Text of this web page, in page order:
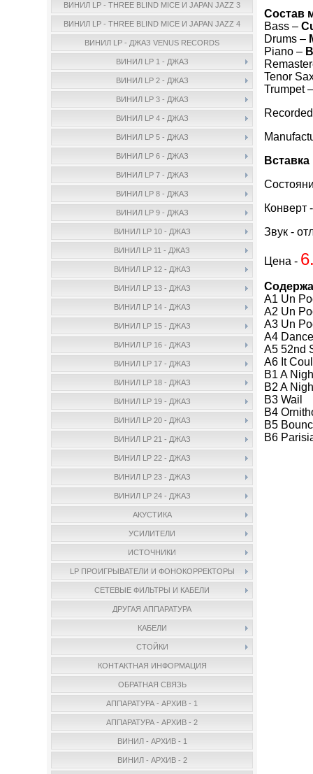
ВИНИЛ LP - THREE BLIND MICE И JAPAN JAZZ 3
ВИНИЛ LP - THREE BLIND MICE И JAPAN JAZZ 4
ВИНИЛ LP - ДЖАЗ VENUS RECORDS
ВИНИЛ LP 1 - ДЖАЗ
ВИНИЛ LP 2 - ДЖАЗ
ВИНИЛ LP 3 - ДЖАЗ
ВИНИЛ LP 4 - ДЖАЗ
ВИНИЛ LP 5 - ДЖАЗ
ВИНИЛ LP 6 - ДЖАЗ
ВИНИЛ LP 7 - ДЖАЗ
ВИНИЛ LP 8 - ДЖАЗ
ВИНИЛ LP 9 - ДЖАЗ
ВИНИЛ LP 10 - ДЖАЗ
ВИНИЛ LP 11 - ДЖАЗ
ВИНИЛ LP 12 - ДЖАЗ
ВИНИЛ LP 13 - ДЖАЗ
ВИНИЛ LP 14 - ДЖАЗ
ВИНИЛ LP 15 - ДЖАЗ
ВИНИЛ LP 16 - ДЖАЗ
ВИНИЛ LP 17 - ДЖАЗ
ВИНИЛ LP 18 - ДЖАЗ
ВИНИЛ LP 19 - ДЖАЗ
ВИНИЛ LP 20 - ДЖАЗ
ВИНИЛ LP 21 - ДЖАЗ
ВИНИЛ LP 22 - ДЖАЗ
ВИНИЛ LP 23 - ДЖАЗ
ВИНИЛ LP 24 - ДЖАЗ
АКУСТИКА
УСИЛИТЕЛИ
ИСТОЧНИКИ
LP ПРОИГРЫВАТЕЛИ И ФОНОКОРРЕКТОРЫ
СЕТЕВЫЕ ФИЛЬТРЫ И КАБЕЛИ
ДРУГАЯ АППАРАТУРА
КАБЕЛИ
СТОЙКИ
КОНТАКТНАЯ ИНФОРМАЦИЯ
ОБРАТНАЯ СВЯЗЬ
АППАРАТУРА - АРХИВ - 1
АППАРАТУРА - АРХИВ - 2
ВИНИЛ - АРХИВ - 1
ВИНИЛ - АРХИВ - 2
Состав
Bass –
Drums –
Piano –
Tenor
Trumpet
Конверт
Звук -
Цена -
A1 Un
A2 Un
A3 Un
A4
A5 52nd
A6 It
B1 A
B2 A
B3 Wail
B4
B5
B6